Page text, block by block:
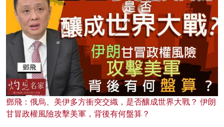
鄧飛：俄烏、美伊多方衝突交織，是否釀成世界大戰？ 伊朗
甘冒政權風險攻擊美軍，背後有何盤算？